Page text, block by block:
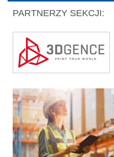
PARTNERZY SEKCJI: